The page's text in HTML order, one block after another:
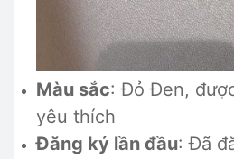
Màu sắc: Đỏ Đen,
yêu thích
Đăng ký lần đầu: Đã